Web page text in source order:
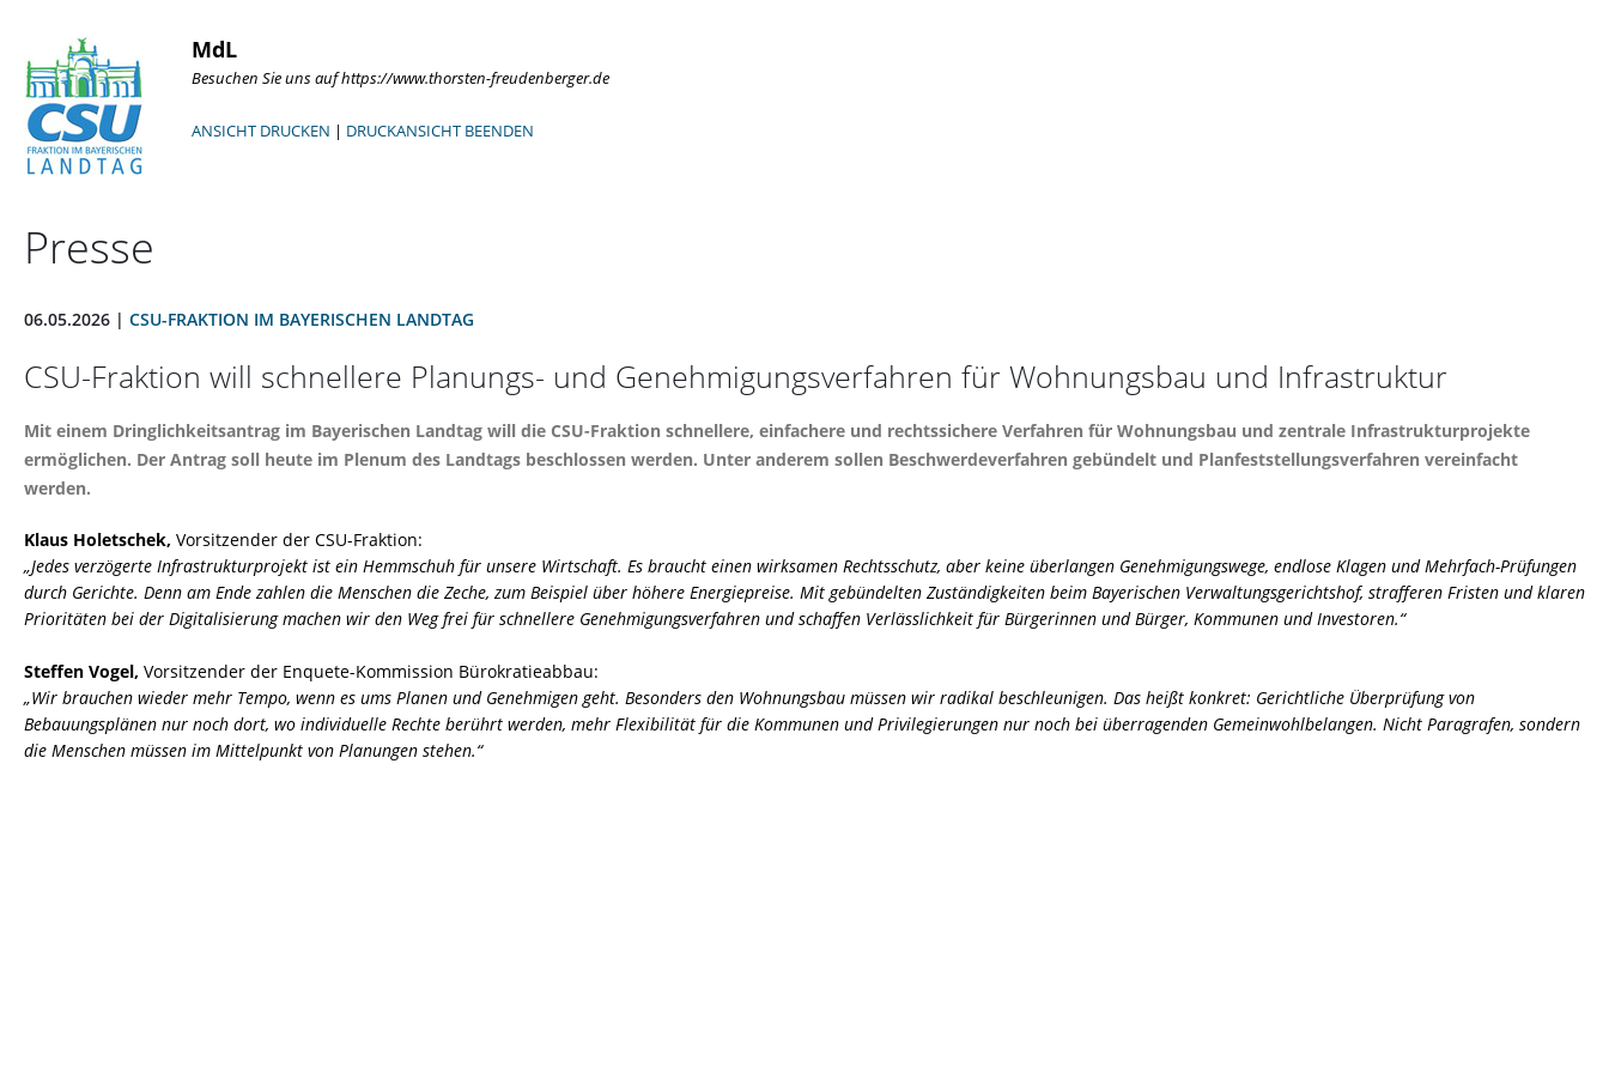
MdL
Besuchen Sie uns auf https://www.thorsten-freudenberger.de
ANSICHT DRUCKEN | DRUCKANSICHT BEENDEN
Presse
06.05.2026 | CSU-FRAKTION IM BAYERISCHEN LANDTAG
CSU-Fraktion will schnellere Planungs- und Genehmigungsverfahren für Wohnungsbau und Infrastruktur
Mit einem Dringlichkeitsantrag im Bayerischen Landtag will die CSU-Fraktion schnellere, einfachere und rechtssichere Verfahren für Wohnungsbau und zentrale Infrastrukturprojekte
ermöglichen. Der Antrag soll heute im Plenum des Landtags beschlossen werden. Unter anderem sollen Beschwerdeverfahren gebündelt und Planfeststellungsverfahren vereinfacht
werden.
Klaus Holetschek, Vorsitzender der CSU-Fraktion:
Jedes verzögerte Infrastrukturprojekt ist ein Hemmschuh für unsere Wirtschaft. Es braucht einen wirksamen Rechtsschutz, aber keine überlangen Genehmigungswege, endlose Klagen und Mehrfach-Prüfungen
durch Gerichte. Denn am Ende zahlen die Menschen die Zeche, zum Beispiel über höhere Energiepreise. Mit gebündelten Zuständigkeiten beim Bayerischen Verwaltungsgerichtshof, strafferen Fristen und klaren
Prioritäten bei der Digitalisierung machen wir den Weg frei für schnellere Genehmigungsverfahren und schaffen Verlässlichkeit für Bürgerinnen und Bürger, Kommunen und Investoren.“
Steffen Vogel, Vorsitzender der Enquete-Kommission Bürokratieabbau:
Wir brauchen wieder mehr Tempo, wenn es ums Planen und Genehmigen geht. Besonders den Wohnungsbau müssen wir radikal beschleunigen. Das heißt konkret: Gerichtliche Überprüfung von
Bebauungsplänen nur noch dort, wo individuelle Rechte berührt werden, mehr Flexibilität für die Kommunen und Privilegierungen nur noch bei überragenden Gemeinwohlbelangen. Nicht Paragrafen, sondern
die Menschen müssen im Mittelpunkt von Planungen stehen.“